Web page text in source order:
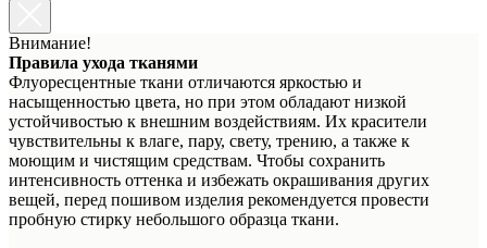
Внимание!
Правила ухода тканями
Флуоресцентные ткани отличаются яркостью и
насыщенностью цвета, но при этом обладают низкой
устойчивостью к внешним воздействиям. Их красители
чувствительны к влаге, пару, свету, трению, а также к
моющим и чистящим средствам. Чтобы сохранить
интенсивность оттенка и избежать окрашивания других
вещей, перед пошивом изделия рекомендуется провести
пробную стирку небольшого образца ткани.